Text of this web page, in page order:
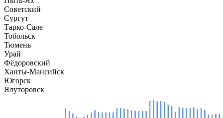
Советский
Сургут
Тарко-Сале
Тобольск
Тюмень
Урай
Фёдоровский
Ханты-Мансийск
Югорск
Ялуторовск